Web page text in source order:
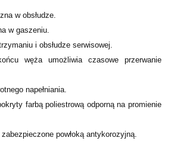
w obsłudze.
w gaszeniu.
i obsłudze serwisowej.
węża umożliwia czasowe przerwanie
napełniania.
farbą poliestrową odporną na promienie
powłoką antykorozyjną.